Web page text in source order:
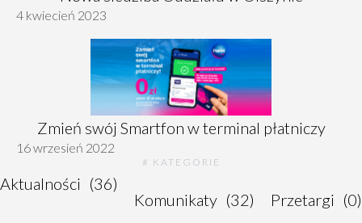
4 kwiecień 2023
Zmień swój Smartfon w terminal płatniczy
16 wrzesień 2022
# KATEGORIE
Aktualności (36)
Komunikaty (32) Przetargi (0)